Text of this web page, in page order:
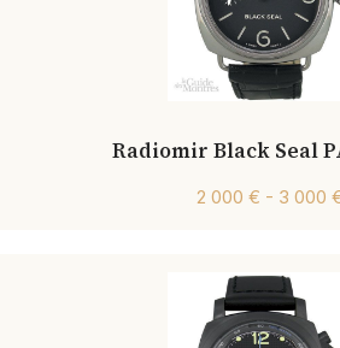
Radiomir Black Seal
2 000 € - 3 000